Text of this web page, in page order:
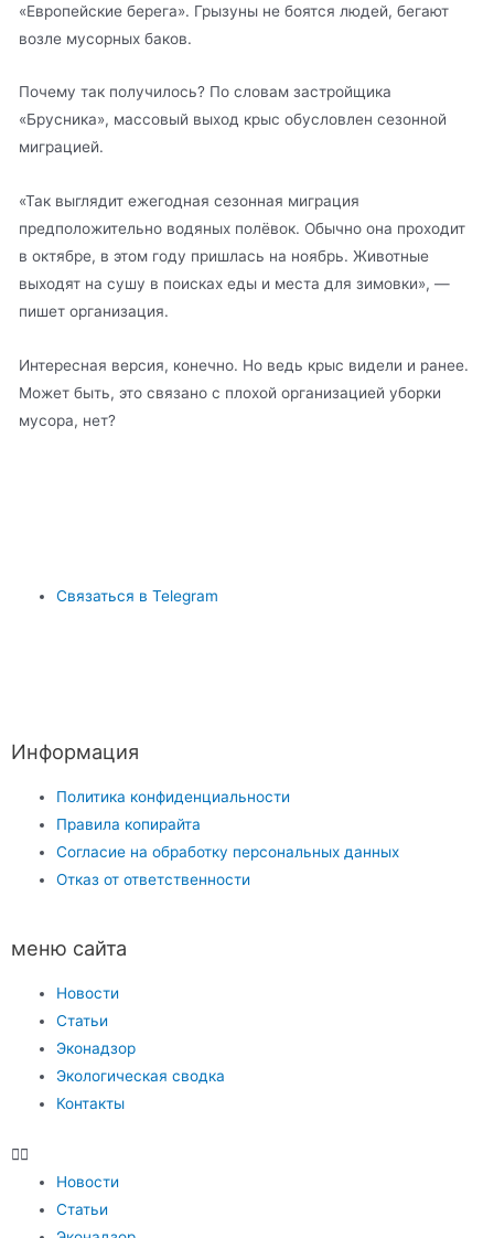
«Европейские берега». Грызуны не боятся людей, бегают
возле мусорных баков.
Почему так получилось? По словам застройщика
«Брусника», массовый выход крыс обусловлен сезонной
миграцией.
«Так выглядит ежегодная сезонная миграция
предположительно водяных полёвок. Обычно она проходит
в октябре, в этом году пришлась на ноябрь. Животные
выходят на сушу в поисках еды и места для зимовки», —
пишет организация.
Интересная версия, конечно. Но ведь крыс видели и ранее.
Может быть, это связано с плохой организацией уборки
мусора, нет?
Связаться в Telegram
Информация
Политика конфиденциальности
Правила копирайта
Согласие на обработку персональных данных
Отказ от ответственности
меню сайта
Новости
Статьи
Эконадзор
Экологическая сводка
Контакты
Новости
Статьи